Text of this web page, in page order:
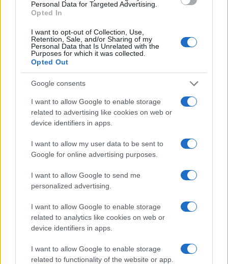
Personal Data for Targeted Advertising.
Opted In
I want to opt-out of Collection, Use,
Retention, Sale, and/or Sharing of my
Personal Data that Is Unrelated with the
Purposes for which it was collected.
Opted Out
Google consents
I want to allow Google to enable storage
related to advertising like cookies on web or
device identifiers in apps.
I want to allow my user data to be sent to
Google for online advertising purposes.
I want to allow Google to send me
personalized advertising.
I want to allow Google to enable storage
related to analytics like cookies on web or
device identifiers in apps.
I want to allow Google to enable storage
related to functionality of the website or app.
consulenti esterni e non eletti non è cosa
semplice, ma soprattutto, vigilare sul loro operato
è cosa tutt’altro che agevole, proprio perché
estranei all’amministrazione e non dotati di voce
propria.
Ancora una volta sembra proprio che da noi si
stenti a imparare certe lezioni. Abbiamo assistito,
pochi giorni orsono, alla devastante avanzata dei
dilettanti allo sbaraglio, e le conseguenze le
vedranno presto quegli elettori che, pur di votare
sconosciuti antagonisti delle cui capacità
Scusatemi, ma voi affidereste la gestione della
vostra attività lavorativa a unperfetto